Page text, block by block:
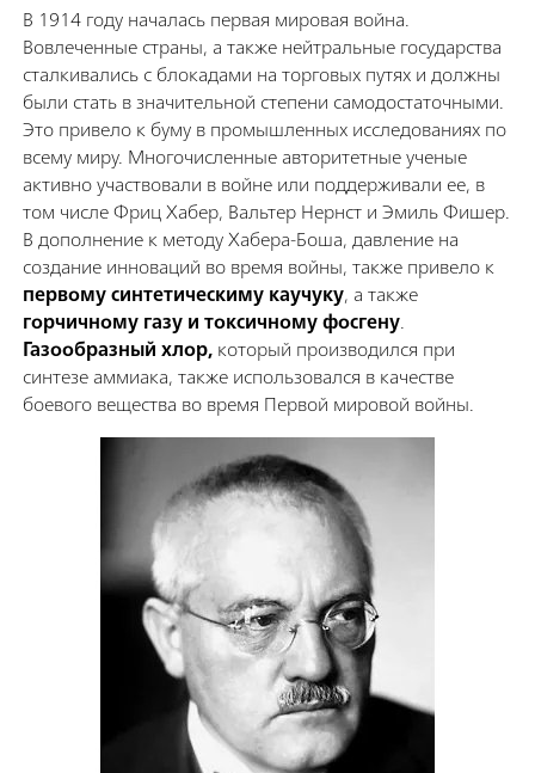
В 1914 году началась первая мировая война.
Вовлеченные страны, а также нейтральные государства
сталкивались с блокадами на торговых путях и должны
были стать в значительной степени самодостаточными.
Это привело к буму в промышленных исследованиях по
всему миру. Многочисленные авторитетные ученые
активно участвовали в войне или поддерживали ее, в
том числе Фриц Хабер, Вальтер Нернст и Эмиль Фишер.
В дополнение к методу Хабера-Боша, давление на
создание инноваций во время войны, также привело к
первому синтетическиму каучуку, а также
горчичному газу и токсичному фосгену.
Газообразный хлор,который производился при
синтезе аммиака, также использовался в качестве
боевого вещества во время Первой мировой войны.